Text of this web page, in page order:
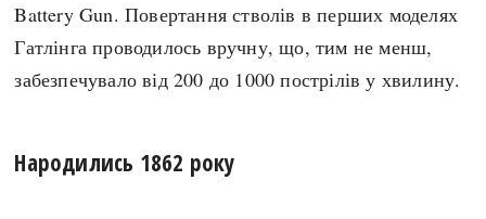
Battery Gun. Повертання стволів в перших моделях
Гатлінга проводилось вручну, що, тим не менш,
забезпечувало від 200 до 1000 пострілів у хвилину.
Народились 1862 року